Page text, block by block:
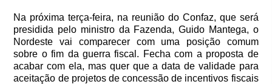
Na próxima terça-feira, na reunião do Confaz, que será
presidida pelo ministro da Fazenda, Guido Mantega, o
Nordeste vai comparecer com uma posição comum
sobre o fim da guerra fiscal. Fecha com a proposta de
acabar com ela, mas quer que a data de validade para
aceitação de projetos de concessão de incentivos fiscais